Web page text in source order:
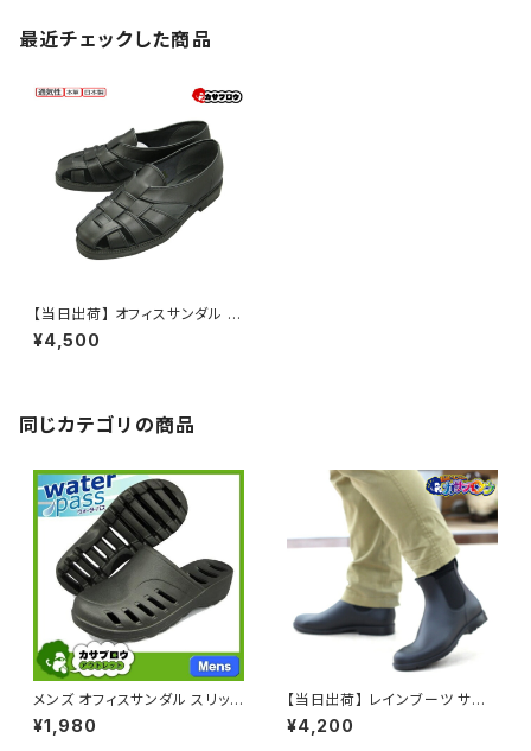
最近チェックした商品
【当日出荷】 オフィスサンダル メ
ンズ GLOBAL CLUB グルカサ
ンダル ビジネスシューズ S100
¥4,500
同じカテゴリの商品
メンズ オフィスサンダル スリッ
ポン クロッグ クロッグ ビジネス
サンダル ビジネススリッパ スー
¥1,980
【当日出荷】 レインブーツ サイ
ドゴア メンズ BCR BC517 防水
おすすめ 昭和レトロ ロングセラ
¥4,200